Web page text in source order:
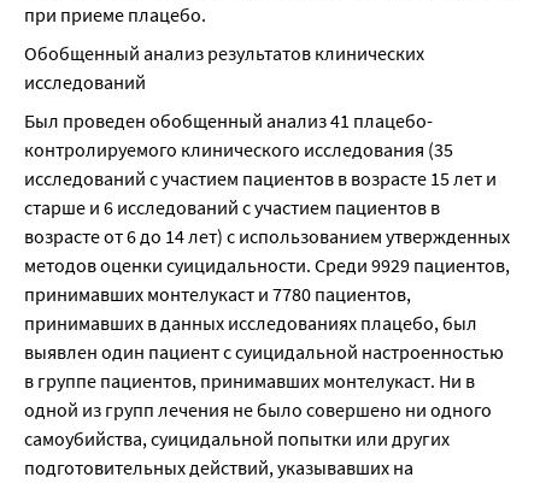
при приеме плацебо.
Обобщенный анализ результатов клинических
исследований
Был проведен обобщенный анализ 41 плацебо-
контролируемого клинического исследования (35
исследований с участием пациентов в возрасте 15 лет и
старше и 6 исследований с участием пациентов в
возрасте от 6 до 14 лет) с использованием утвержденных
методов оценки суицидальности. Среди 9929 пациентов,
принимавших монтелукаст и 7780 пациентов,
принимавших в данных исследованиях плацебо, был
выявлен один пациент с суицидальной настроенностью
в группе пациентов, принимавших монтелукаст. Ни в
одной из групп лечения не было совершено ни одного
самоубийства, суицидальной попытки или других
подготовительных действий, указывавших на